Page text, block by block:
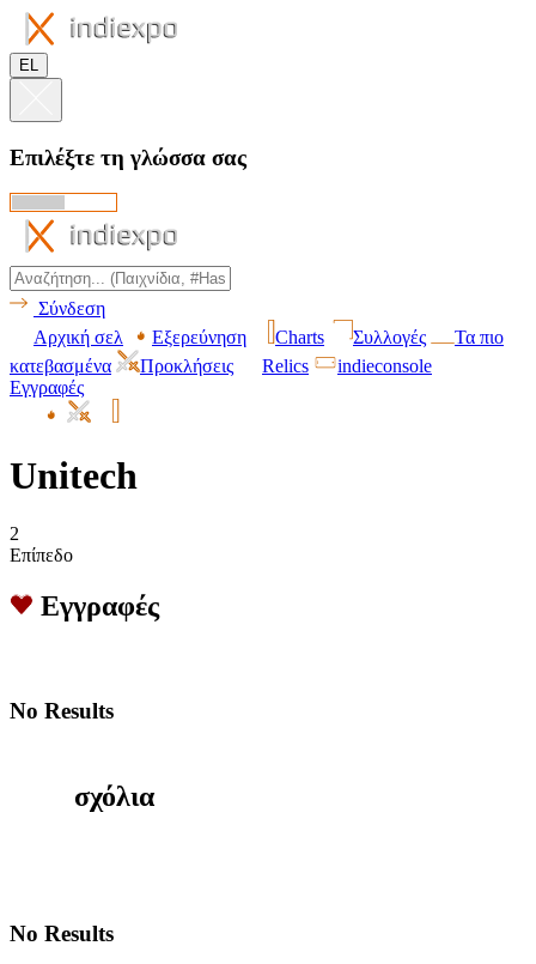
EL
Επιλέξτε τη γλώσσα σας
Σύνδεση
Αρχική σελ
Εξερεύνηση Charts Συλλογές
Τα πιο
κατεβασμένα
Προκλήσεις Relics
indieconsole
Εγγραφές
Unitech
2
Επίπεδο
Εγγραφές
No Results
σχόλια
No Results